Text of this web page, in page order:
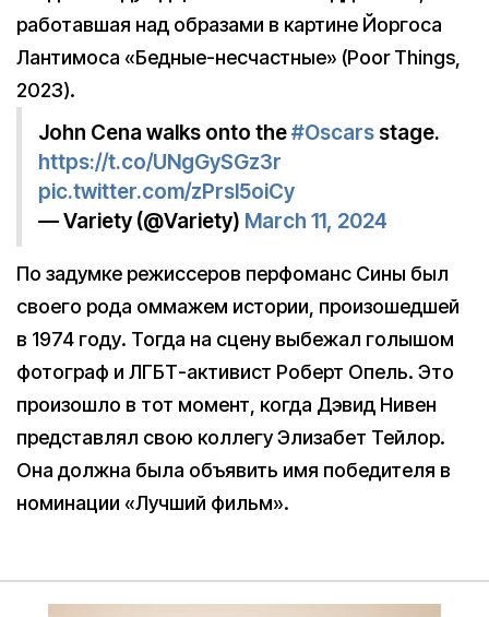
работавшая над образами в картине Йоргоса
Лантимоса «Бедные-несчастные» (Poor Things,
2023).
John Cena walks onto the#Oscars stage.
https://t.co/UNgGySGz3r
pic.twitter.com/zPrsl5oiCy
— Variety (@Variety) March 11, 2024
По задумке режиссеров перфоманс Сины был
своего рода оммажем истории, произошедшей
в 1974 году. Тогда на сцену выбежал голышом
фотограф и ЛГБТ-активист Роберт Опель. Это
произошло в тот момент, когда Дэвид Нивен
представлял свою коллегу Элизабет Тейлор.
Она должна была объявить имя победителя в
номинации «Лучший фильм».